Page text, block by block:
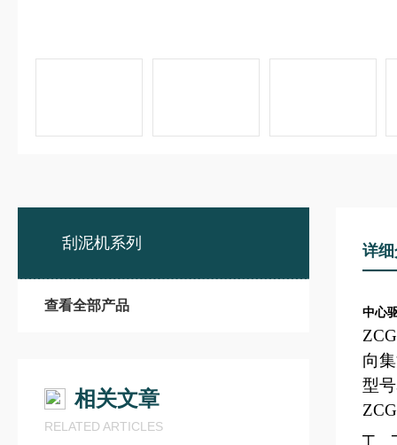
刮泥机系列
查看全部产品
相关文章
RELATED ARTICLES
详
中心
向
型
┬